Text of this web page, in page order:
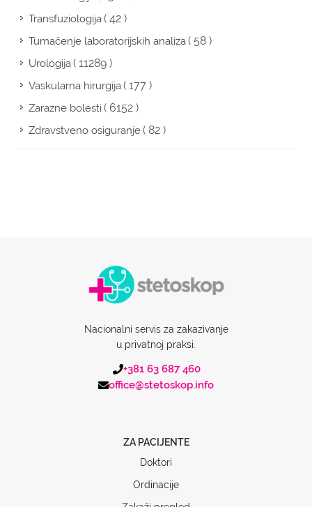
Transfuziologija( 42 )
Tumačenje laboratorijskih analiza( 58 )
Urologija( 11289 )
Vaskularna hirurgija( 177 )
Zarazne bolesti( 6152 )
Zdravstveno osiguranje( 82 )
Nacionalni servis za zakazivanje
u privatnoj praksi.
+381 63 687 460
office@stetoskop.info
ZA PACIJENTE
Doktori
Ordinacije